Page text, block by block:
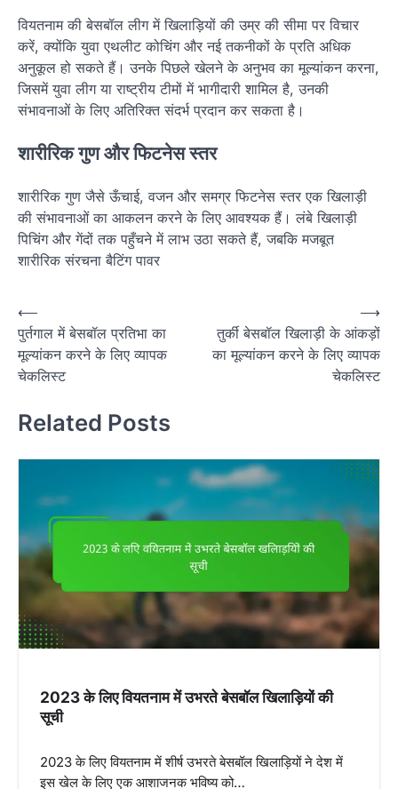
वियतनाम की बेसबॉल लीग में खिलाड़ियों की उम्र की सीमा पर विचार
करें, क्योंकि युवा एथलीट कोचिंग और नई तकनीकों के प्रति अधिक
अनुकूल हो सकते हैं। उनके पिछले खेलने के अनुभव का मूल्यांकन करना,
जिसमें युवा लीग या राष्ट्रीय टीमों में भागीदारी शामिल है, उनकी
संभावनाओं के लिए अतिरिक्त संदर्भ प्रदान कर सकता है।
शारीरिक गुण और फिटनेस स्तर
शारीरिक गुण जैसे ऊँचाई, वजन और समग्र फिटनेस स्तर एक खिलाड़ी
की संभावनाओं का आकलन करने के लिए आवश्यक हैं। लंबे खिलाड़ी
पिचिंग और गेंदों तक पहुँचने में लाभ उठा सकते हैं, जबकि मजबूत
शारीरिक संरचना बैटिंग पावर
P
o
s
n
g
a
i
o
⟵
पुर्तगाल में बेसबॉल प्रतिभा का
मूल्यांकन करने के लिए व्यापक
चेकलिस्ट
तुर्की बेसबॉल खिलाड़ी के आंकड़ों
का मूल्यांकन करने के लिए व्यापक
चेकलिस्ट
⟶
Related Posts
2023 के लिए वियतनाम में उभरते बेसबॉल खिलाड़ियों की
सूची
2023 के लिए वियतनाम में शीर्ष उभरते बेसबॉल खिलाड़ियों ने देश में
इस खेल के लिए एक आशाजनक भविष्य को…